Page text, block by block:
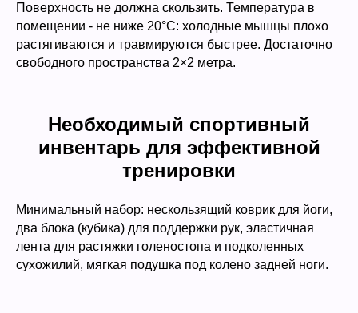
Поверхность не должна скользить. Температура в
помещении - не ниже 20°С: холодные мышцы плохо
растягиваются и травмируются быстрее. Достаточно
свободного пространства 2×2 метра.
Необходимый спортивный
инвентарь для эффективной
тренировки
Минимальный набор: нескользящий коврик для йоги,
два блока (кубика) для поддержки рук, эластичная
лента для растяжки голеностопа и подколенных
сухожилий, мягкая подушка под колено задней ноги.